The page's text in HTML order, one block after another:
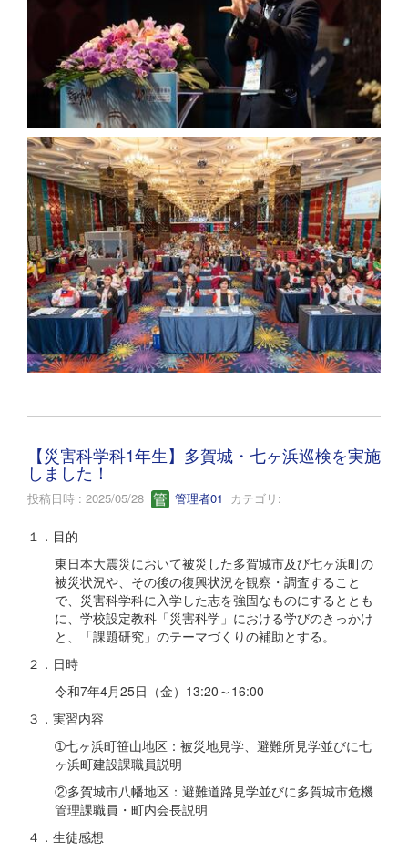
【災害科学科1年生】多賀城・七ヶ浜巡検を実施
しました！
投稿日時 : 2025/05/28 管理者01 カテゴリ:
１．目的
東日本大震災において被災した多賀城市及び七ヶ浜町の
被災状況や、その後の復興状況を観察・調査すること
で、災害科学科に入学した志を強固なものにするととも
に、学校設定教科「災害科学」における学びのきっかけ
と、「課題研究」のテーマづくりの補助とする。
２．日時
令和7年4月25日（金）13:20～16:00
３．実習内容
➀七ヶ浜町笹山地区：被災地見学、避難所見学並びに七
ヶ浜町建設課職員説明
②多賀城市八幡地区：避難道路見学並びに多賀城市危機
管理課職員・町内会長説明
４．生徒感想